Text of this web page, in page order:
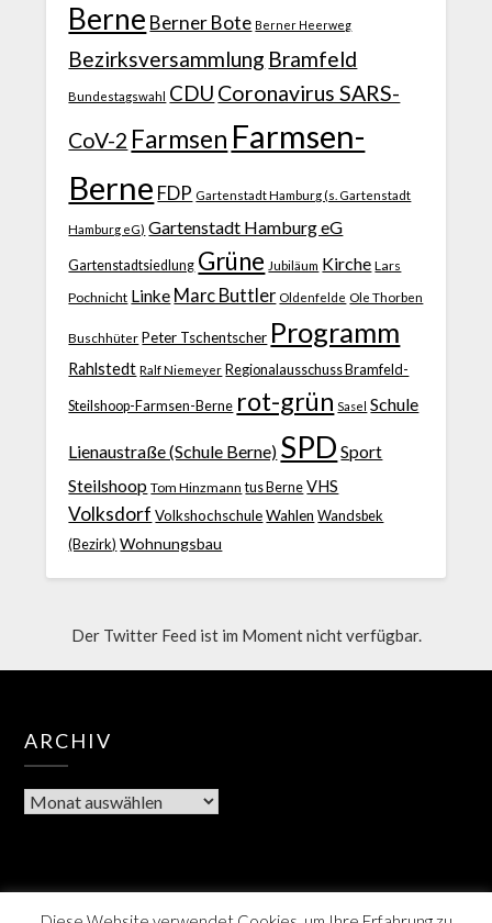
Berne Berner Bote Berner Heerweg
Bezirksversammlung Bramfeld
Bundestagswahl CDU Coronavirus SARS-
CoV-2 Farmsen Farmsen-
Berne FDP Gartenstadt Hamburg (s. Gartenstadt
Hamburg eG) Gartenstadt Hamburg eG
Gartenstadtsiedlung Grüne Jubiläum Kirche Lars
Pochnicht Linke Marc Buttler Oldenfelde Ole Thorben
Buschhüter Peter Tschentscher Programm
Rahlstedt Ralf Niemeyer Regionalausschuss Bramfeld-
Steilshoop-Farmsen-Berne rot-grün Sasel Schule
Lienaustraße (Schule Berne) SPD Sport
Steilshoop Tom Hinzmann tus Berne VHS
Volksdorf Volkshochschule Wahlen Wandsbek
(Bezirk) Wohnungsbau
Der Twitter Feed ist im Moment nicht verfügbar.
ARCHIV